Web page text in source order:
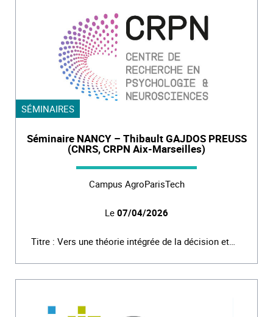
SÉMINAIRES
Séminaire NANCY – Thibault GAJDOS PREUSS
(CNRS, CRPN Aix-Marseilles)
Campus AgroParisTech
Le 07/04/2026
Titre : Vers une théorie intégrée de la décision et…